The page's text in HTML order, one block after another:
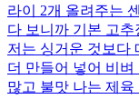
라이 2개 올려주는
다 보니까 기본 고
저는 싱거운 것보다
더 만들어 넣어 비
많고 불맛 나는 제